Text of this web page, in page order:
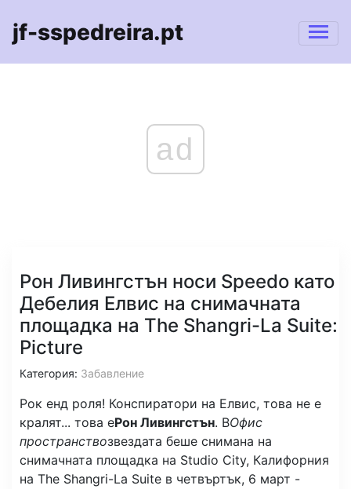
jf-sspedreira.pt
ad
Рон Ливингстън носи Speedo като
Дебелия Елвис на снимачната
площадка на The Shangri-La Suite:
Picture
Категория: Забавление
Рок енд роля! Конспиратори на Елвис, това не е
кралят... това еРон Ливингстън. ВОфис
пространствозвездата беше снимана на
снимачната площадка на Studio City, Калифорния
на The Shangri-La Suite в четвъртък, 6 март -